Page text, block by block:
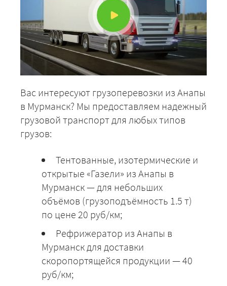
Вас интересуют грузоперевозки из Анапы
в Мурманск? Мы предоставляем надежный
грузовой транспорт для любых типов
грузов:
Тентованные, изотермические и
открытые «Газели» из Анапы в
Мурманск — для небольших
объёмов (грузоподъёмность 1.5 т)
по цене 20 руб/км;
Рефрижератор из Анапы в
Мурманск для доставки
скоропортящейся продукции — 40
руб/км;